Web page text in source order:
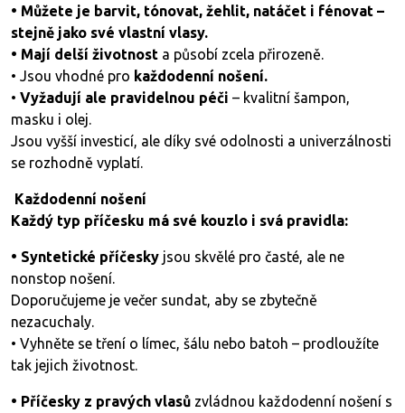
• Můžete je barvit, tónovat, žehlit, natáčet i fénovat –
stejně jako své vlastní vlasy.
• Mají delší životnost a působí zcela přirozeně.
• Jsou vhodné pro každodenní nošení.
• Vyžadují ale pravidelnou péči – kvalitní šampon,
masku i olej.
Jsou vyšší investicí, ale díky své odolnosti a univerzálnosti
se rozhodně vyplatí.
Každodenní nošení
Každý typ příčesku má své kouzlo i svá pravidla:
• Syntetické příčesky jsou skvělé pro časté, ale ne
nonstop nošení.
Doporučujeme je večer sundat, aby se zbytečně
nezacuchaly.
• Vyhněte se tření o límec, šálu nebo batoh – prodloužíte
tak jejich životnost.
• Příčesky z pravých vlasů zvládnou každodenní nošení s